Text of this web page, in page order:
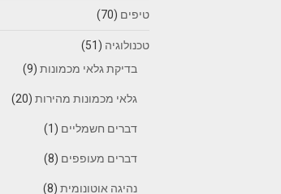
טיפים (70)
טכנולוגיה (51)
בדיקת גלאי מכמונות (9)
גלאי מכמונות מהירות (20)
דברים חשמליים (1)
דברים מעופפים (8)
נהיגה אוטונומית (8)